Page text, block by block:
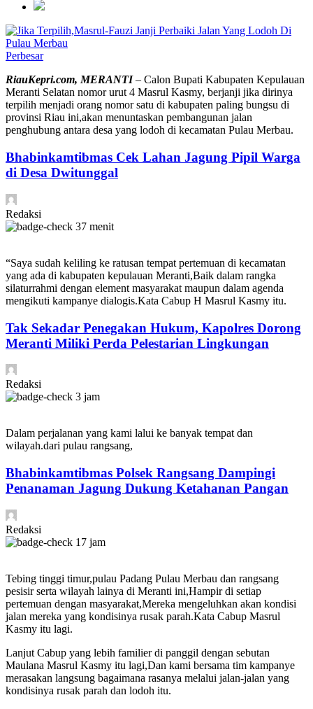
Perbesar
RiauKepri.com, MERANTI– Calon Bupati Kabupaten Kepulauan
Meranti Selatan nomor urut 4 Masrul Kasmy, berjanji jika dirinya
terpilih menjadi orang nomor satu di kabupaten paling bungsu di
provinsi Riau ini,akan menuntaskan pembangunan jalan
penghubung antara desa yang lodoh di kecamatan Pulau Merbau.
Bhabinkamtibmas Cek Lahan Jagung Pipil Warga
di Desa Dwitunggal
Redaksi
37 menit
“Saya sudah keliling ke ratusan tempat pertemuan di kecamatan
yang ada di kabupaten kepulauan Meranti,Baik dalam rangka
silaturrahmi dengan element masyarakat maupun dalam agenda
mengikuti kampanye dialogis.Kata Cabup H Masrul Kasmy itu.
Tak Sekadar Penegakan Hukum, Kapolres Dorong
Meranti Miliki Perda Pelestarian Lingkungan
Redaksi
3 jam
Dalam perjalanan yang kami lalui ke banyak tempat dan
wilayah.dari pulau rangsang,
Bhabinkamtibmas Polsek Rangsang Dampingi
Penanaman Jagung Dukung Ketahanan Pangan
Redaksi
17 jam
Tebing tinggi timur,pulau Padang Pulau Merbau dan rangsang
pesisir serta wilayah lainya di Meranti ini,Hampir di setiap
pertemuan dengan masyarakat,Mereka mengeluhkan akan kondisi
jalan mereka yang kondisinya rusak parah.Kata Cabup Masrul
Kasmy itu lagi.
Lanjut Cabup yang lebih familier di panggil dengan sebutan
Maulana Masrul Kasmy itu lagi,Dan kami bersama tim kampanye
merasakan langsung bagaimana rasanya melalui jalan-jalan yang
kondisinya rusak parah dan lodoh itu.